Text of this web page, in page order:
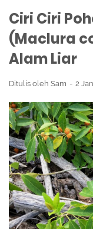
Ciri Ciri
(Maclura
Alam Liar
Ditulis oleh Sam 2